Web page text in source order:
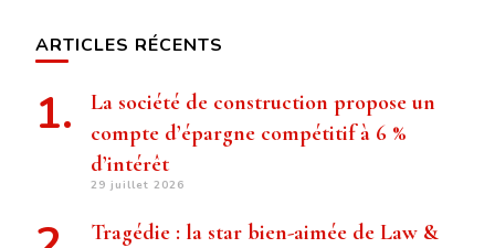
ARTICLES RÉCENTS
La société de construction propose un
compte d’épargne compétitif à 6 %
d’intérêt
29 juillet 2026
Tragédie : la star bien-aimée de Law &